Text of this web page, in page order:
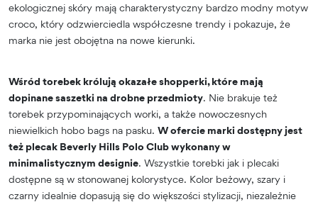
ekologicznej skóry mają charakterystyczny bardzo modny motyw
croco, który odzwierciedla współczesne trendy i pokazuje, że
marka nie jest obojętna na nowe kierunki.
Wśród torebek królują okazałe shopperki, które mają
dopinane saszetki na drobne przedmioty. Nie brakuje też
torebek przypominających worki, a także nowoczesnych
niewielkich hobo bags na pasku. W ofercie marki dostępny jest
też plecak Beverly Hills Polo Club wykonany w
minimalistycznym designie. Wszystkie torebki jak i plecaki
dostępne są w stonowanej kolorystyce. Kolor beżowy, szary i
czarny idealnie dopasują się do większości stylizacji, niezależnie